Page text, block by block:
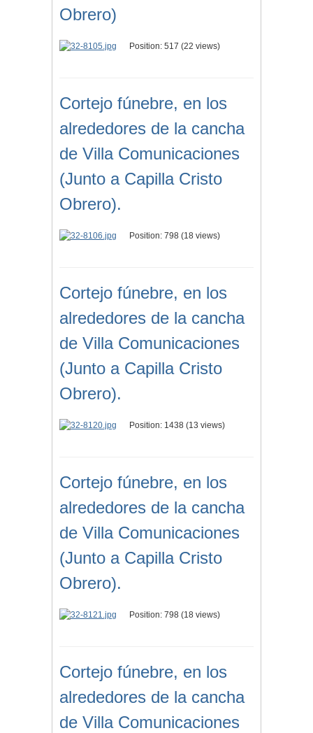
Obrero)
Position: 517 (22 views)
Cortejo fúnebre, en los
alrededores de la cancha
de Villa Comunicaciones
(Junto a Capilla Cristo
Obrero).
Position: 798 (18 views)
Cortejo fúnebre, en los
alrededores de la cancha
de Villa Comunicaciones
(Junto a Capilla Cristo
Obrero).
Position: 1438 (13 views)
Cortejo fúnebre, en los
alrededores de la cancha
de Villa Comunicaciones
(Junto a Capilla Cristo
Obrero).
Position: 798 (18 views)
Cortejo fúnebre, en los
alrededores de la cancha
de Villa Comunicaciones